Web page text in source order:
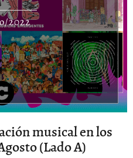
2022
musical en los
(Lado A)